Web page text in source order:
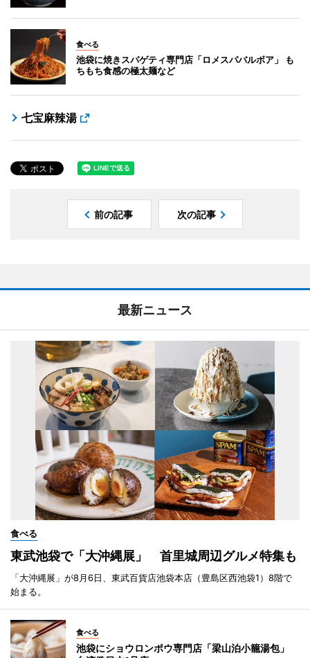
食べる
池袋に焼きスパゲティ専門店「ロメスパバルボア」 も
ちもち食感の極太麺など
七宝麻辣湯
前の記事 次の記事
最新ニュース
食べる
東武池袋で「大沖縄展」 首里城周辺グルメ特集も
「大沖縄展」が8月6日、東武百貨店池袋本店（豊島区西池袋1）8階で
始まる。
食べる
池袋にショウロンポウ専門店「梁山泊小籠湯包」